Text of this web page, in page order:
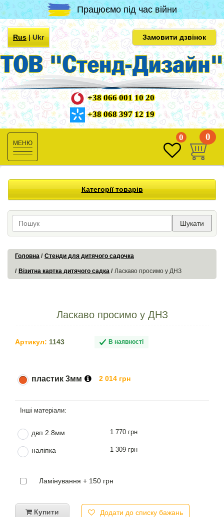
Працюємо під час війни
Rus|Ukr Замовити дзвінок
+38 066 001 10 20
+38 068 397 12 19
Toggle
navigation
0 0
Категорії товарів
Шукати
Головна Стенди для дитячого садочка
Візитна картка дитячого садка Ласкаво просимо у ДНЗ
Ласкаво просимо у ДНЗ
Артикул: 1143 В наявності
пластик 3мм 2 014 грн
двп 2.8мм 1 770 грн
наліпка 1 309 грн
Ламінування + 150 грн
Купити Додати до списку бажань